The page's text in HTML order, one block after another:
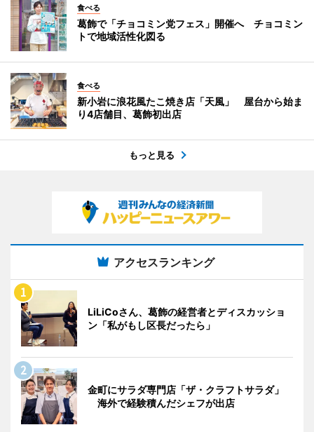
食べる
葛飾で「チョコミン党フェス」開催へ チョコミン
トで地域活性化図る
食べる
新小岩に浪花風たこ焼き店「天風」 屋台から始ま
り4店舗目、葛飾初出店
もっと見る
アクセスランキング
LiLiCoさん、葛飾の経営者とディスカッショ
ン「私がもし区長だったら」
金町にサラダ専門店「ザ・クラフトサラダ」
海外で経験積んだシェフが出店